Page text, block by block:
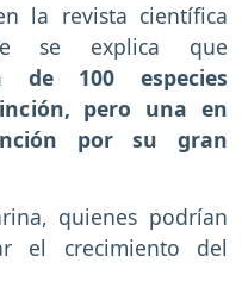
la revista científica
se explica que
de 100 especies
pero una en
por su gran
quienes podrían
el crecimiento del